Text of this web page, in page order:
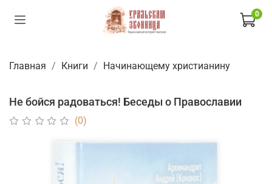
0
Главная Книги Начинающему христианину
Не бойся радоваться! Беседы о Православии
(0)